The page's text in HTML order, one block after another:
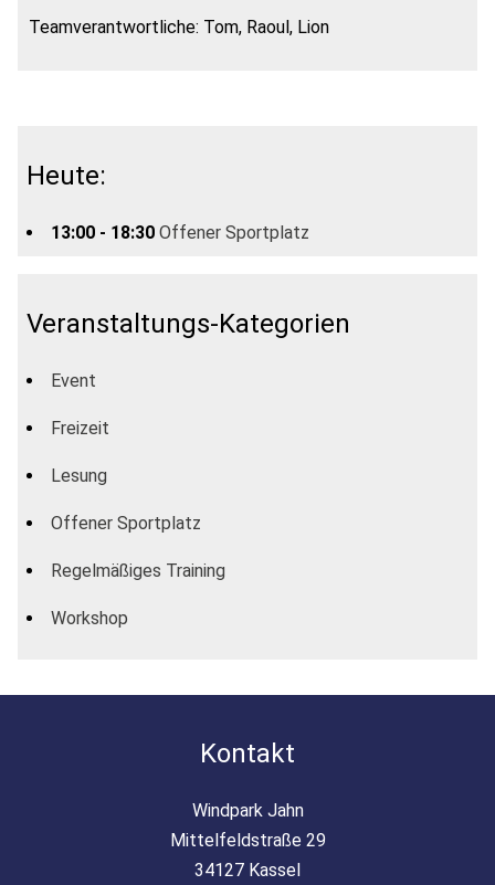
Teamverantwortliche: Tom, Raoul, Lion
Heute:
13:00 - 18:30 Offener Sportplatz
Veranstaltungs-Kategorien
Event
Freizeit
Lesung
Offener Sportplatz
Regelmäßiges Training
Workshop
Kontakt
Windpark Jahn
Mittelfeldstraße 29
34127 Kassel